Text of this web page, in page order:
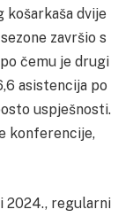
košarkaša dvije
završio s
čemu je drugi
asistencija po
uspješnosti.
konferencije,
2024., regularni